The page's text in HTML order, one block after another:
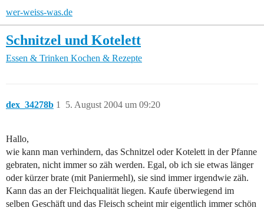
wer-weiss-was.de
Schnitzel und Kotelett
Essen & Trinken Kochen & Rezepte
dex_34278b 5. August 2004 um 09:20
1
Hallo,
wie kann man verhindern, das Schnitzel oder Kotelett in der Pfanne
gebraten, nicht immer so zäh werden. Egal, ob ich sie etwas länger
oder kürzer brate (mit Paniermehl), sie sind immer irgendwie zäh.
Kann das an der Fleichqualität liegen. Kaufe überwiegend im
selben Geschäft und das Fleisch scheint mir eigentlich immer schön